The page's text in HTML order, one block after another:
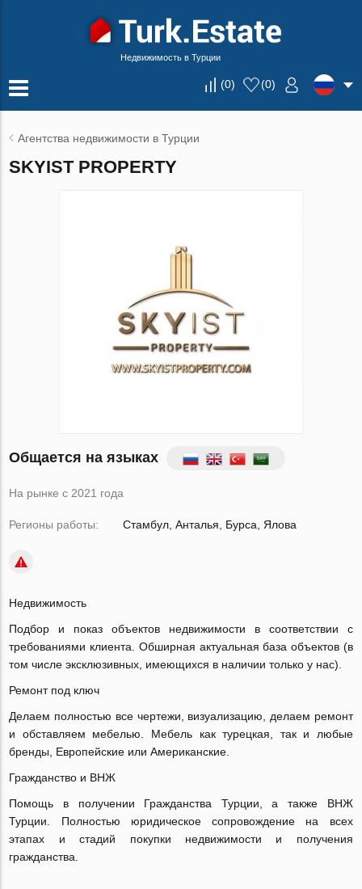
Недвижимость в Турции
(0) (0)
Агентства недвижимости в Турции
SKYIST PROPERTY
Общается на языках
На рынке с 2021 года
Регионы работы: Стамбул, Анталья, Бурса, Ялова
Недвижимость
Подбор и показ объектов недвижимости в соответствии с
требованиями клиента. Обширная актуальная база объектов (в
том числе эксклюзивных, имеющихся в наличии только у нас).
Ремонт под ключ
Делаем полностью все чертежи, визуализацию, делаем ремонт
и обставляем мебелью. Мебель как турецкая, так и любые
бренды, Европейские или Американские.
Гражданство и ВНЖ
Помощь в получении Гражданства Турции, а также ВНЖ
Турции. Полностью юридическое сопровождение на всех
этапах и стадий покупки недвижимости и получения
гражданства.